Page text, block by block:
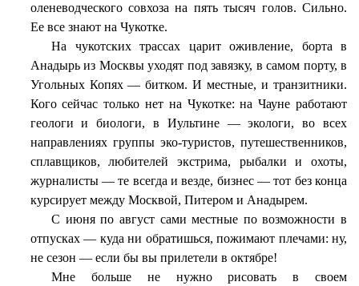
оленеводческого совхоза на пять тысяч голов. Сильно.
Ее все знают на Чукотке.
На чукотских трассах царит оживление, борта в
Анадырь из Москвы уходят под завязку, в самом порту, в
Угольных Копях — битком. И местные, и транзитники.
Кого сейчас только нет на Чукотке: на Чауне работают
геологи и биологи, в Иультине — экологи, во всех
направлениях группы эко-туристов, путешественников,
сплавщиков, любителей экстрима, рыбалки и охоты,
журналисты — те всегда и везде, бизнес — тот без конца
курсирует между Москвой, Питером и Анадырем.
С июня по август сами местные по возможности в
отпусках — куда ни обратишься, пожимают плечами: ну,
не сезон — если бы вы прилетели в октябре!
Мне больше не нужно рисовать в своем